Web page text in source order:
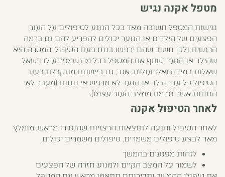
מטפל אקנה נגיש
נגישות המטפל חשובה מאד בכל הנוגע לטיפולים על העור.
הפצעים של הילדים או הנוער יכולים להפריע להם גם ברמה
הרגשית ולכן חשוב שהם ירגישו בנוח בעת הטיפול. המטרה היא
שהילד או הנער ישתף את המטפל בכל מה שמפריע לו וישאל
שאלות במידה ואלו עולות. אגב, גם ביישנות מתקבלת בעת
הטיפול כל עוד הילד או הנער לא מרגיש אי נוחות (מעבר לאי
הנוחות אשר נגרמת ממצב העור עצמו).
לאחר הטיפול אקנה
לאחר הטיפול והגעה לתוצאות הרצויות שהוגדרו מראש, מומלץ
מאד לבצע טיפולים משמרים. טיפולים משמרים יכולים:
לזהות מפגעים בהמשך
לשמור על המצב הקיים ולמנוע חזרה של הפצעים